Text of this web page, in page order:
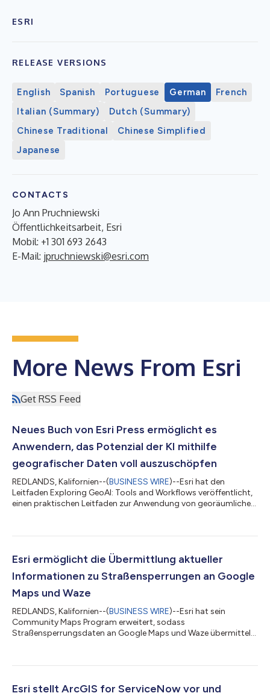
ESRI
RELEASE VERSIONS
English Spanish Portuguese German
French
Italian (Summary)
Dutch (Summary)
Chinese Traditional
Chinese Simplified
Japanese
CONTACTS
Jo Ann Pruchniewski
Öffentlichkeitsarbeit, Esri
Mobil: +1 301 693 2643
E-Mail: jpruchniewski@esri.com
More News From Esri
Get RSS Feed
Neues Buch von Esri Press ermöglicht es
Anwendern, das Potenzial der KI mithilfe
geografischer Daten voll auszuschöpfen
REDLANDS, Kalifornien--(BUSINESS WIRE)--Esri hat den
Leitfaden Exploring GeoAI: Tools and Workflows veröffentlicht,
einen praktischen Leitfaden zur Anwendung von georäumlicher
Analysten und Datenwissenschaftler und vermittelt das
fortschrittliche KI-Workflows in die praxisnahe räumliche
Analyse zu integrieren. Da GeoAI die Art u...
Esri ermöglicht die Übermittlung aktueller
Informationen zu Straßensperrungen an Google
Maps und Waze
REDLANDS, Kalifornien--(BUSINESS WIRE)--Esri hat sein
Community Maps Program erweitert, sodass
Straßensperrungsdaten an Google Maps und Waze übermittelt
Aktualisierungen zu Straßensperrungen auf einfache Weise
übermitteln können, die ihre Karten anschließend mit diesen
Esri stellt ArcGIS for ServiceNow vor und